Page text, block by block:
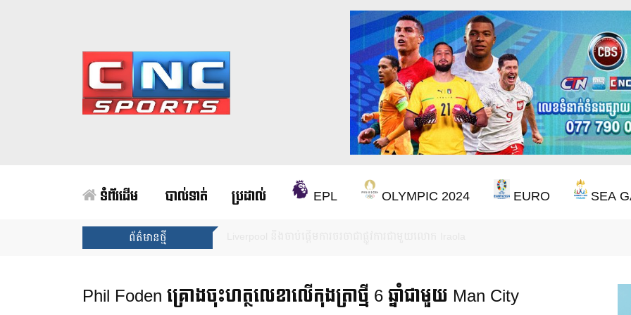
ទំព័រដើម បាល់ទាត់ ប្រដាល់ EPL OLYMPIC 2024 EURO SEA
ព័ត៌មានថ្មី
Phil Foden គ្រោង​ចុះហត្ថលេខា​លើ​កុងត្រាថ្មី 6 ឆ្នាំ​ជាមួយ Man City